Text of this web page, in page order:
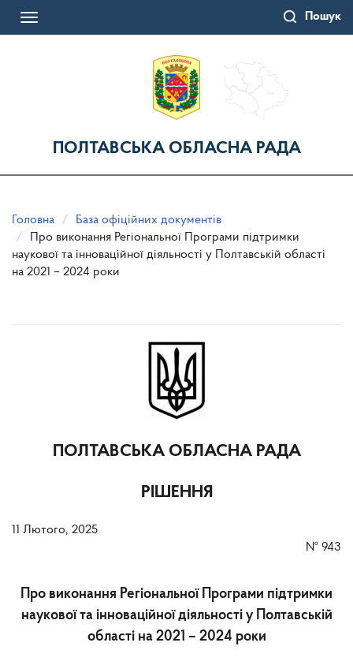
Пошук
Toggle
ПОЛТАВСЬКА ОБЛАСНА РАДА
Головна
База офіційних документів
Про виконання Регіональної Програми підтримки
наукової та інноваційної діяльності у Полтавській області
на 2021 – 2024 роки
ПОЛТАВСЬКА ОБЛАСНА РАДА
РІШЕННЯ
11 Лютого, 2025
№ 943
Про виконання Регіональної Програми підтримки
наукової та інноваційної діяльності у Полтавській
області на 2021 – 2024 роки